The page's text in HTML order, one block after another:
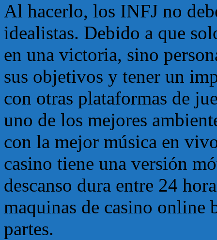
Al hacerlo, los INFJ no
idealistas. Debido a que
en una victoria, sino
sus objetivos y tener un
con otras plataformas de
uno de los mejores
con la mejor música en
casino tiene una versión
descanso dura entre 24
maquinas de casino online
partes.